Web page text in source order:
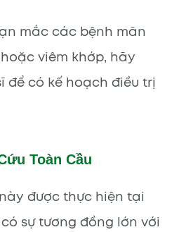
mắc các bệnh mãn
viêm khớp, hãy
để có kế hoạch điều trị
Toàn Cầu
được thực hiện tại
sự tương đồng lớn với